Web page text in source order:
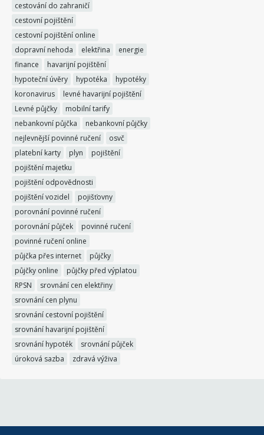
cestování do zahraničí
cestovní pojištění
cestovní pojištění online
dopravní nehoda
elektřina
energie
finance
havarijní pojištění
hypoteční úvěry
hypotéka
hypotéky
koronavirus
levné havarijní pojištění
Levné půjčky
mobilní tarify
nebankovní půjčka
nebankovní půjčky
nejlevnější povinné ručení
osvč
platební karty
plyn
pojištění
pojištění majetku
pojištění odpovědnosti
pojištění vozidel
pojišťovny
porovnání povinné ručení
porovnání půjček
povinné ručení
povinné ručení online
půjčka přes internet
půjčky
půjčky online
půjčky před výplatou
RPSN
srovnání cen elektřiny
srovnání cen plynu
srovnání cestovní pojištění
srovnání havarijní pojištění
srovnání hypoték
srovnání půjček
úroková sazba
zdravá výživa